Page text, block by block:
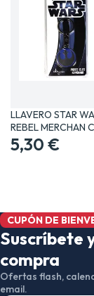
LLAVERO STAR
REBEL MERCHAN
TV…
5,30 €
CUPÓN DE
Suscríbete
compra
Ofertas flash,
email.